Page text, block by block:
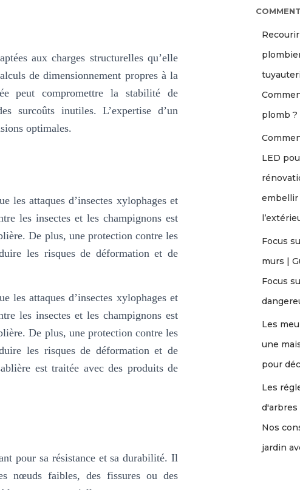
aux charges structurelles qu’elle
de dimensionnement propres à la
peut compromettre la stabilité de
surcoûts inutiles. L’expertise d’un
optimales.
les attaques d’insectes xylophages et
les insectes et les champignons est
De plus, une protection contre les
les risques de déformation et de
les attaques d’insectes xylophages et
les insectes et les champignons est
De plus, une protection contre les
les risques de déformation et de
est traitée avec des produits de
pour sa résistance et sa durabilité. Il
nœuds faibles, des fissures ou des
plomb ?
LED
embellir
Focus
murs |
Focus
Les
une
pour
Les
d'arbres
Nos
jardin